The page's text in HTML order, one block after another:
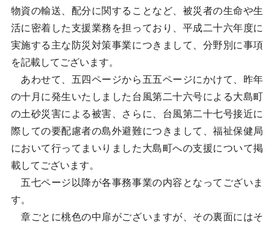
物資の輸送、配分に関することなど、被災者の生命や生
活に密着した支援業務を担っており、平成二十六年度に
実施する主な防災対策事業につきまして、分野別に事項
を記載してございます。
あわせて、五四ページから五五ページにかけて、昨年
の十月に発生いたしました台風第二十六号による大島町
の土砂災害による被害、さらに、台風第二十七号接近に
際しての要配慮者の島外避難につきまして、福祉保健局
において行ってまいりました大島町への支援について掲
載してございます。
五七ページ以降が各事務事業の内容となってございま
す。
章ごとに桃色の中扉がございますが、その裏面にはそ